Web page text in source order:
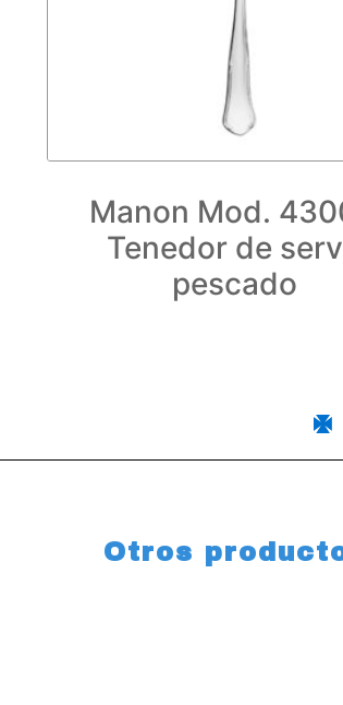
Manon Mod.
Tenedor de
pescado
Otros